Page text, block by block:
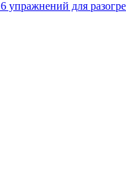
6 упражнений для